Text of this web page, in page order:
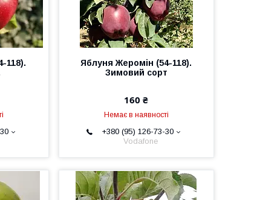
118).
Яблуня Жеромін (54-118).
Зимовий сорт
160 ₴
Немає в наявності
+380 (95) 126-73-30
Vodafone